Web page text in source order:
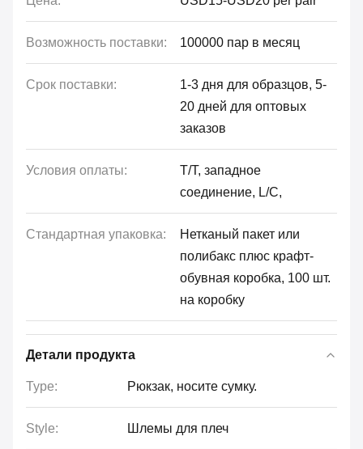
Возможность поставки: 100000 пар в месяц
Срок поставки:
1-3 дня для образцов, 5-
20 дней для оптовых
заказов
Условия оплаты:
T/T, западное
соединение, L/C,
Стандартная упаковка:
Нетканый пакет или
полибакс плюс крафт-
обувная коробка, 100 шт.
на коробку
Детали продукта
Type: Рюкзак, носите сумку.
Style: Шлемы для плеч